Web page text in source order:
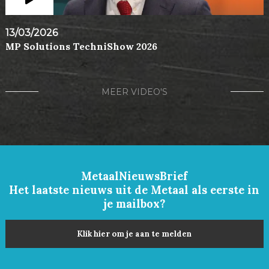
13/03/2026
MP Solutions TechniShow 2026
MEER VIDEO'S
MetaalNieuwsBrief
Het laatste nieuws uit de Metaal als eerste in
je mailbox?
Klik hier om je aan te melden